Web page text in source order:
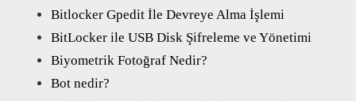
Bitlocker Gpedit İle Devreye Alma İşlemi
BitLocker ile USB Disk Şifreleme ve Yönetimi
Biyometrik Fotoğraf Nedir?
Bot nedir?